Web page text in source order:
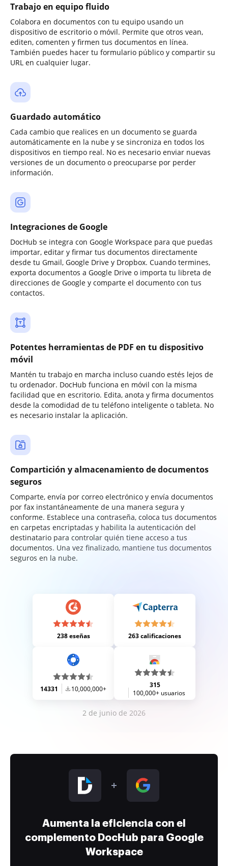
Trabajo en equipo fluido
Colabora en documentos con tu equipo usando un
dispositivo de escritorio o móvil. Permite que otros vean,
editen, comenten y firmen tus documentos en línea.
También puedes hacer tu formulario público y compartir su
URL en cualquier lugar.
Guardado automático
Cada cambio que realices en un documento se guarda
automáticamente en la nube y se sincroniza en todos los
dispositivos en tiempo real. No es necesario enviar nuevas
versiones de un documento o preocuparse por perder
información.
Integraciones de Google
DocHub se integra con Google Workspace para que puedas
importar, editar y firmar tus documentos directamente
desde tu Gmail, Google Drive y Dropbox. Cuando termines,
exporta documentos a Google Drive o importa tu libreta de
direcciones de Google y comparte el documento con tus
contactos.
Potentes herramientas de PDF en tu dispositivo
móvil
Mantén tu trabajo en marcha incluso cuando estés lejos de
tu ordenador. DocHub funciona en móvil con la misma
facilidad que en escritorio. Edita, anota y firma documentos
desde la comodidad de tu teléfono inteligente o tableta. No
es necesario instalar la aplicación.
Compartición y almacenamiento de documentos
seguros
Comparte, envía por correo electrónico y envía documentos
por fax instantáneamente de una manera segura y
conforme. Establece una contraseña, coloca tus documentos
en carpetas encriptadas y habilita la autenticación del
destinatario para controlar quién tiene acceso a tus
documentos. Una vez finalizado, mantiene tus documentos
seguros en la nube.
238 eseñas 263 calificaciones
14331 10,000,000+
315
100,000+ usuarios
2 de junio de 2026
Aumenta la eficiencia con el
complemento DocHub para Google
Workspace